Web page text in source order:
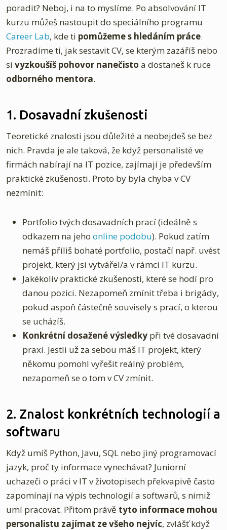
poradit? Neboj, i na to myslíme. Po absolvování IT
kurzu můžeš nastoupit do speciálního programu
Career Lab, kde ti pomůžeme s hledáním práce.
Prozradíme ti, jak sestavit CV, se kterým zazáříš nebo
si vyzkoušíš pohovor nanečisto a dostaneš k ruce
odborného mentora.
1. Dosavadní zkušenosti
Teoretické znalosti jsou důležité a neobejdeš se bez
nich. Pravda je ale taková, že když personalisté ve
firmách nabírají na IT pozice, zajímají je především
praktické zkušenosti. Proto by byla chyba v CV
nezmínit:
Portfolio tvých dosavadních prací (ideálně s
odkazem na jeho online podobu). Pokud zatím
nemáš příliš bohaté portfolio, postačí např. uvést
projekt, který jsi vytvářel/a v rámci IT kurzu.
Jakékoliv praktické zkušenosti, které se hodí pro
danou pozici. Nezapomeň zmínit třeba i brigády,
pokud aspoň částečně souvisely s prací, o kterou
se ucházíš.
Konkrétní dosažené výsledky při tvé dosavadní
praxi. Jestli už za sebou máš IT projekt, který
někomu pomohl vyřešit reálný problém,
nezapomeň se o tom v CV zmínit.
2. Znalost konkrétních technologií a
softwaru
Když umíš Python, Javu, SQL nebo jiný programovací
jazyk, proč ty informace vynechávat? Juniorní
uchazeči o práci v IT v životopisech překvapivě často
zapomínají na výpis technologií a softwarů, s nimiž
umí pracovat. Přitom právě tyto informace mohou
personalistu zajímat ze všeho nejvíc, zvlášť když